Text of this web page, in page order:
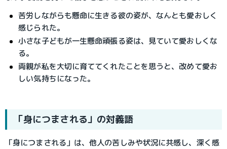
苦労しながらも懸命に生きる彼の姿が、なんとも愛おしく
感じられた。
小さな子どもが一生懸命頑張る姿は、見ていて愛おしくな
る。
両親が私を大切に育ててくれたことを思うと、改めて愛お
しい気持ちになった。
「身につまされる」の対義語
「身につまされる」は、他人の苦しみや状況に共感し、深く感